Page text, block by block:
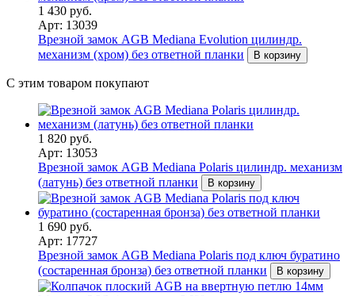
1 430 руб.
Арт: 13039
Врезной замок AGB Mediana Evolution цилиндр.
механизм (хром) без ответной планки
В корзину
С этим товаром покупают
1 820 руб.
Арт: 13053
Врезной замок AGB Mediana Polaris цилиндр. механизм
(латунь) без ответной планки
В корзину
1 690 руб.
Арт: 17727
Врезной замок AGB Mediana Polaris под ключ буратино
(состаренная бронза) без ответной планки
В корзину